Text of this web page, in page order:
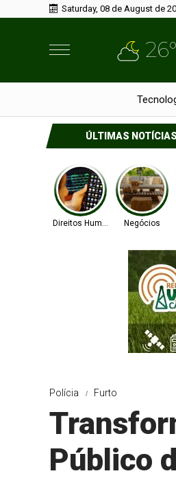
Saturday, 08 de August de
26°
ÚLTIMAS NOTÍCIAS
Direitos Humanos Negócios
Polícia Furto
Público